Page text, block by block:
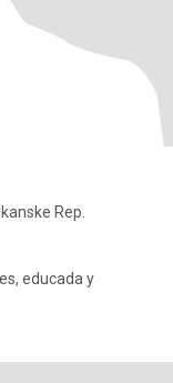
Rep.
educada y